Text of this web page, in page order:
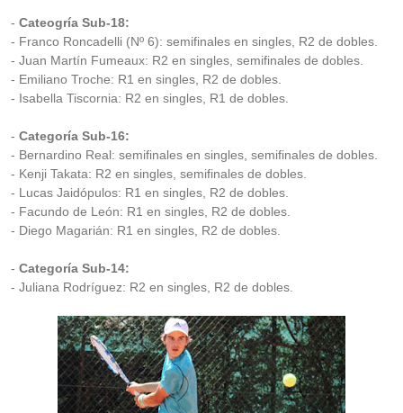
- Cateogría Sub-18:
- Franco Roncadelli (Nº 6): semifinales en singles, R2 de dobles.
- Juan Martín Fumeaux: R2 en singles, semifinales de dobles.
- Emiliano Troche: R1 en singles, R2 de dobles.
- Isabella Tiscornia: R2 en singles, R1 de dobles.
- Categoría Sub-16:
- Bernardino Real: semifinales en singles, semifinales de dobles.
- Kenji Takata: R2 en singles, semifinales de dobles.
- Lucas Jaidópulos: R1 en singles, R2 de dobles.
- Facundo de León: R1 en singles, R2 de dobles.
- Diego Magarián: R1 en singles, R2 de dobles.
- Categoría Sub-14:
- Juliana Rodríguez: R2 en singles, R2 de dobles.